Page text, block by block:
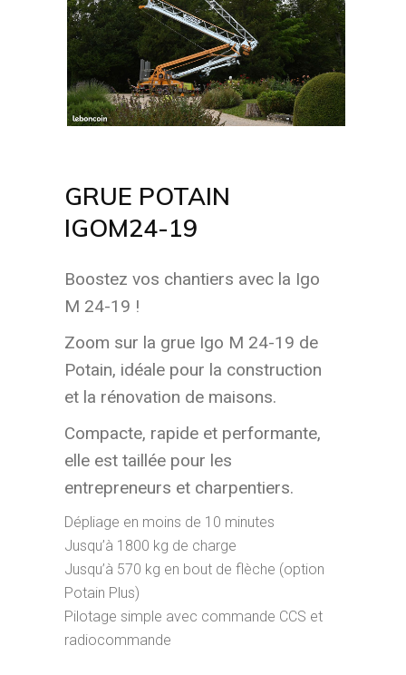
GRUE POTAIN
IGOM24-19
Boostez vos chantiers avec la Igo
M 24-19 !
Zoom sur la grue Igo M 24-19 de
Potain, idéale pour la construction
et la rénovation de maisons.
Compacte, rapide et performante,
elle est taillée pour les
entrepreneurs et charpentiers.
Dépliage en moins de 10 minutes
Jusqu’à 1800 kg de charge
Jusqu’à 570 kg en bout de flèche (option
Potain Plus)
Pilotage simple avec commande CCS et
radiocommande